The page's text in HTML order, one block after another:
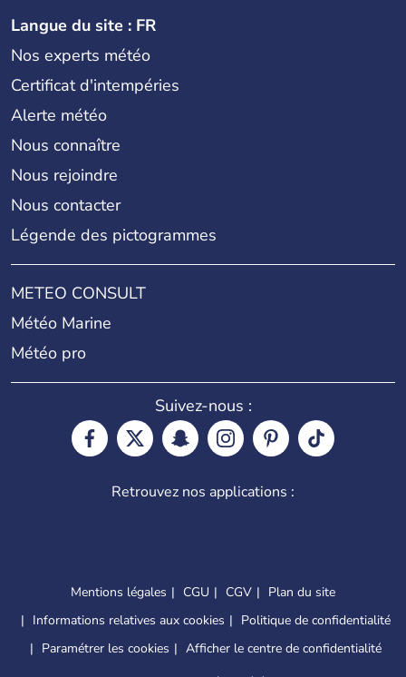
Langue du site : FR
Nos experts météo
Certificat d'intempéries
Alerte météo
Nous connaître
Nous rejoindre
Nous contacter
Légende des pictogrammes
METEO CONSULT
Météo Marine
Météo pro
Suivez-nous :
Retrouvez nos applications :
Mentions légales CGU CGV
Plan du site
Informations relatives aux cookies
Politique de confidentialité
Paramétrer les cookies
Afficher le centre de confidentialité